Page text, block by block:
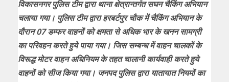
विकासनगर पुलिस टीम द्वारा थाना क्षेत्रान्तर्गत सघन चैकिंग अभियान
चलाया गया। पुलिस टीम द्वारा हरबर्टपुर चौक में चैकिंग अभियान के
दौरान 07 डम्फर वाहनों को क्षमता से अधिक भार के खनन सामग्री
का परिवहन करते हुये पाया गया। जिस सम्बन्ध में वाहन चालकों के
विरूद्ध मोटर वाहन अधिनियम के तहत चालानी कार्यवाही करते हुये
वाहनों को सीज किया गया। जनपद पुलिस द्वारा यातायात नियमों का